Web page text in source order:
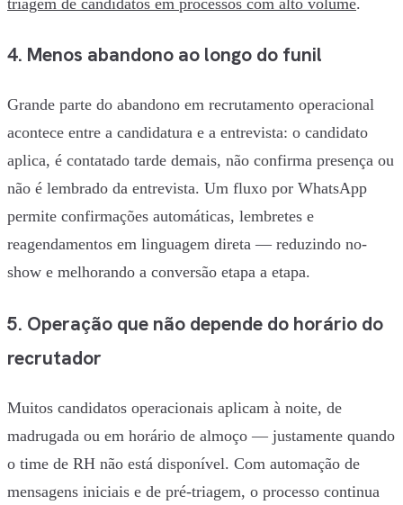
4. Menos abandono ao longo do funil
Grande parte do abandono em recrutamento operacional
acontece entre a candidatura e a entrevista: o candidato
aplica, é contatado tarde demais, não confirma presença ou
não é lembrado da entrevista. Um fluxo por WhatsApp
permite confirmações automáticas, lembretes e
reagendamentos em linguagem direta — reduzindo no-
show e melhorando a conversão etapa a etapa.
5. Operação que não depende do horário do
recrutador
Muitos candidatos operacionais aplicam à noite, de
madrugada ou em horário de almoço — justamente quando
o time de RH não está disponível. Com automação de
mensagens iniciais e de pré-triagem, o processo continua